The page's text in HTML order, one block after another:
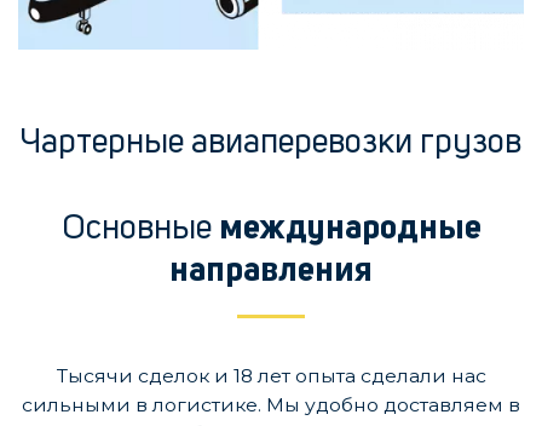
Чартерные авиаперевозки грузов
Основные международные
направления
Тысячи сделок и 18 лет опыта сделали нас
сильными в логистике. Мы удобно доставляем в